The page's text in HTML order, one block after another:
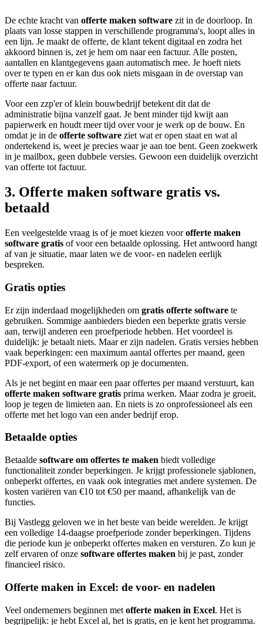
De echte kracht van offerte maken software zit in de doorloop. In
plaats van losse stappen in verschillende programma's, loopt alles in
een lijn. Je maakt de offerte, de klant tekent digitaal en zodra het
akkoord binnen is, zet je hem om naar een factuur. Alle posten,
aantallen en klantgegevens gaan automatisch mee. Je hoeft niets
over te typen en er kan dus ook niets misgaan in de overstap van
offerte naar factuur.
Voor een zzp'er of klein bouwbedrijf betekent dit dat de
administratie bijna vanzelf gaat. Je bent minder tijd kwijt aan
papierwerk en houdt meer tijd over voor je werk op de bouw. En
omdat je in de offerte software ziet wat er open staat en wat al
ondertekend is, weet je precies waar je aan toe bent. Geen zoekwerk
in je mailbox, geen dubbele versies. Gewoon een duidelijk overzicht
van offerte tot factuur.
3. Offerte maken software gratis vs.
betaald
Een veelgestelde vraag is of je moet kiezen voorofferte maken
software gratis of voor een betaalde oplossing. Het antwoord hangt
af van je situatie, maar laten we de voor- en nadelen eerlijk
bespreken.
Gratis opties
Er zijn inderdaad mogelijkheden om gratis offerte software te
gebruiken. Sommige aanbieders bieden een beperkte gratis versie
aan, terwijl anderen een proefperiode hebben. Het voordeel is
duidelijk: je betaalt niets. Maar er zijn nadelen. Gratis versies hebben
vaak beperkingen: een maximum aantal offertes per maand, geen
PDF-export, of een watermerk op je documenten.
Als je net begint en maar een paar offertes per maand verstuurt, kan
offerte maken software gratis prima werken. Maar zodra je groeit,
loop je tegen de limieten aan. En niets is zo onprofessioneel als een
offerte met het logo van een ander bedrijf erop.
Betaalde opties
Betaalde software om offertes te maken biedt volledige
functionaliteit zonder beperkingen. Je krijgt professionele sjablonen,
onbeperkt offertes, en vaak ook integraties met andere systemen. De
kosten variëren van €10 tot €50 per maand, afhankelijk van de
functies.
Bij Vastlegg geloven we in het beste van beide werelden. Je krijgt
een volledige 14-daagse proefperiode zonder beperkingen. Tijdens
die periode kun je onbeperkt offertes maken en versturen. Zo kun je
zelf ervaren of onze software offertes maken bij je past, zonder
financieel risico.
Offerte maken in Excel: de voor- en nadelen
Veel ondernemers beginnen met offerte maken in Excel. Het is
begrijpelijk: je hebt Excel al, het is gratis, en je kent het programma.